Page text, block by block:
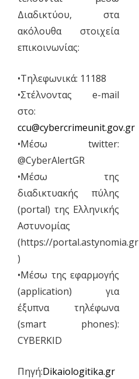
Διαδικτύου, στα
ακόλουθα στοιχεία
επικοινωνίας:
•Τηλεφωνικά: 11188
•Στέλνοντας e-mail
στο:
ccu@cybercrimeunit.gov.gr
•Μέσω twitter:
@CyberAlertGR
•Μέσω της
διαδικτυακής πύλης
(portal) της Ελληνικής
Αστυνομίας
(https://portal.astynomia.gr
)
•Μέσω της εφαρμογής
(application) για
έξυπνα τηλέφωνα
(smart phones):
CYBERΚΙD
Πηγή:Dikaiologitika.gr